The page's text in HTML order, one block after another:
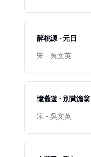
醉桃源 · 元日
宋 - 吳文英
憶舊遊 · 別黃澹翁
宋 - 吳文英